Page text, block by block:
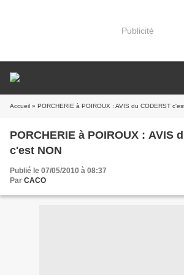
Publicité
Accueil » PORCHERIE à POIROUX : AVIS du CODERST
PORCHERIE à POIROUX : AVIS
c'est NON
Publié le 07/05/2010 à 08:37
Par CACO